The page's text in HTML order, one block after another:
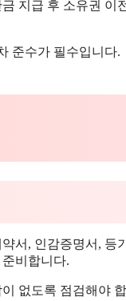
지급 후 소유권
준수가 필수입니다.
서, 인감증명서,
비합니다.
없도록 점검해야